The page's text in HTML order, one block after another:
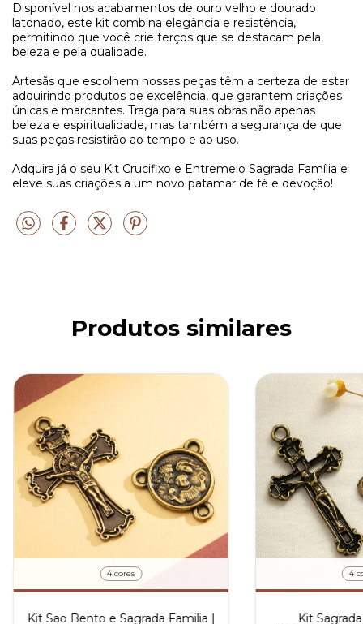
Disponível nos acabamentos de ouro velho e dourado
latonado, este kit combina elegância e resistência,
permitindo que você crie terços que se destacam pela
beleza e pela qualidade.
Artesãs que escolhem nossas peças têm a certeza de estar
adquirindo produtos de excelência, que garantem criações
únicas e marcantes. Traga para suas obras não apenas
beleza e espiritualidade, mas também a segurança de que
suas peças resistirão ao tempo e ao uso.
Adquira já o seu Kit Crucifixo e Entremeio Sagrada Família e
eleve suas criações a um novo patamar de fé e devoção!
Produtos similares
4 cores
Kit Sao Bento e Sagrada Familia |
4
Kit